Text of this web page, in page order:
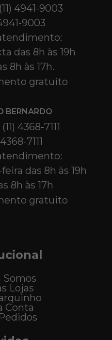
4941-9003
9003
das 8h às 19h
8h às 17h.
gratuito
BERNARDO
4368-7111
7111
das 8h às 19h
8h às 17h
gratuito
Somos
Lojas
Conta